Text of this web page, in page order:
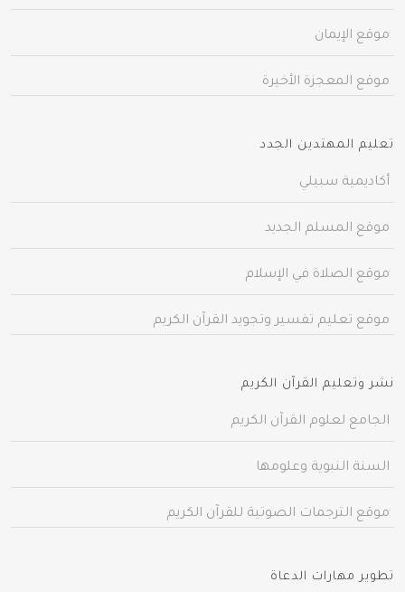
موقع الإيمان
موقع المعجزة الأخيرة
تعليم المهتدين الجدد
أكاديمية سبيلي
موقع المسلم الجديد
موقع الصلاة في الإسلام
موقع تعليم تفسير وتجويد القرآن الكريم
نشر وتعليم القرآن الكريم
الجامع لعلوم القرآن الكريم
السنة النبوية وعلومها
موقع الترجمات الصوتية للقرآن الكريم
تطوير مهارات الدعاة